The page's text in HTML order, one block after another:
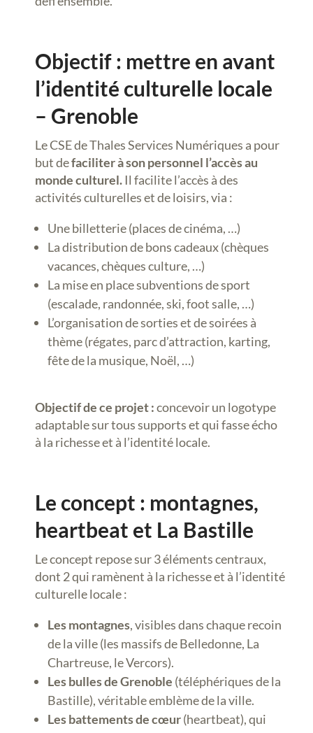
Objectif : mettre en avant
l’identité culturelle locale
– Grenoble
Le CSE de Thales Services Numériques a pour
but defaciliter à son personnel l’accès au
monde culturel. Il facilite l’accès à des
activités culturelles et de loisirs, via :
Une billetterie (places de cinéma, …)
La distribution de bons cadeaux (chèques
vacances, chèques culture, …)
La mise en place subventions de sport
(escalade, randonnée, ski, foot salle, …)
L’organisation de sorties et de soirées à
thème (régates, parc d’attraction, karting,
fête de la musique, Noël, …)
Objectif de ce projet :concevoir un logotype
adaptable sur tous supports et qui fasse écho
à la richesse et à l’identité locale.
Le concept : montagnes,
heartbeat et La Bastille
Le concept repose sur 3 éléments centraux,
dont 2 qui ramènent à la richesse et à l’identité
culturelle locale :
Les montagnes, visibles dans chaque recoin
de la ville (les massifs de Belledonne, La
Chartreuse, le Vercors).
Les bulles de Grenoble (téléphériques de la
Bastille), véritable emblème de la ville.
Les battements de cœur(heartbeat), qui